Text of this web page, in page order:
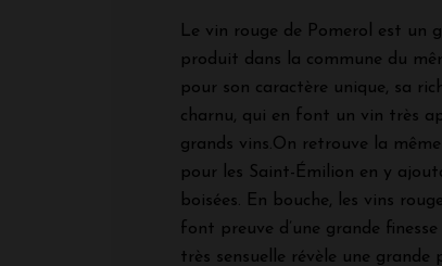
Le vin rouge de Pomerol est un
produit dans la commune du
pour son caractère unique, sa
charnu, qui en font un vin très
grands vins.On retrouve la
pour les Saint-Émilion en y
boisées. En bouche, les vins
font preuve d’une grande
très sensuelle révèle une grande